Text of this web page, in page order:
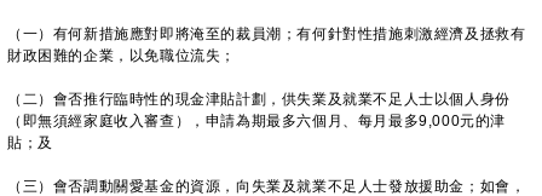
（一）有何新措施應對即將淹至的裁員潮；有何針對性措施刺激經濟及拯救有
財政困難的企業，以免職位流失；
（二）會否推行臨時性的現金津貼計劃，供失業及就業不足人士以個人身份
（即無須經家庭收入審查），申請為期最多六個月、每月最多9,000元的津
貼；及
（三）會否調動關愛基金的資源，向失業及就業不足人士發放援助金；如會，